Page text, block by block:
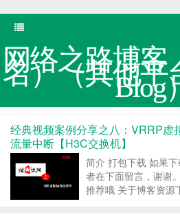
网络之路博客
名）（其他平
Blog
经典视频案例分享之八：VRRP虚
流量中断【H3C交换机】
简介 打包下载 如果
者在下面留言，谢谢
推荐哦 关于博客资源